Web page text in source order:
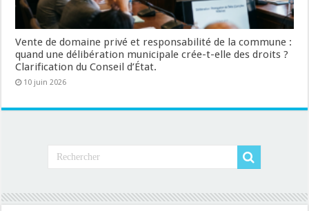
Vente de domaine privé et responsabilité de la commune :
quand une délibération municipale crée-t-elle des droits ?
Clarification du Conseil d’État.
10 juin 2026